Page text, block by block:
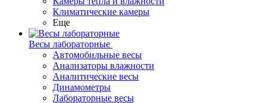
Климатические камеры
Еще
Весы лабораторные
Автомобильные весы
Анализаторы влажности
Аналитические весы
Динамометры
Лабораторные весы